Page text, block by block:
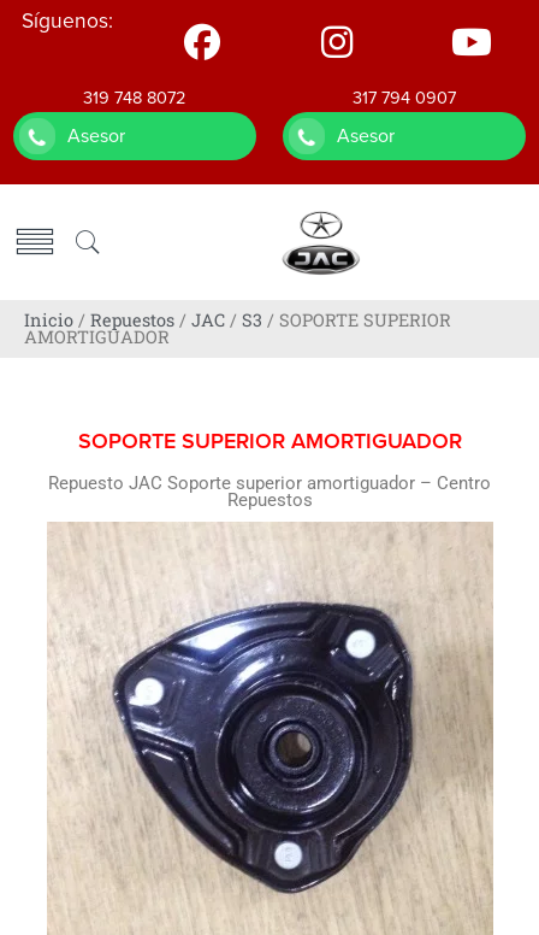
Síguenos:
319 748 8072
Asesor
317 794 0907
Asesor
Inicio / Repuestos / JAC / S3 / SOPORTE SUPERIOR
AMORTIGUADOR
SOPORTE SUPERIOR AMORTIGUADOR
Repuesto JAC Soporte superior amortiguador – Centro
Repuestos